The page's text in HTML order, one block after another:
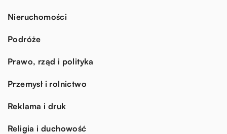
Nieruchomości
Podróże
Prawo, rząd i polityka
Przemysł i rolnictwo
Reklama i druk
Religia i duchowość